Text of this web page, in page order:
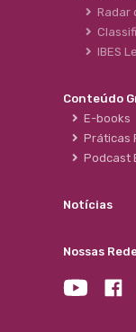
Radar
IBES
Conteúdo
E-books
Práticas
Podcast
Notícias
Nossas